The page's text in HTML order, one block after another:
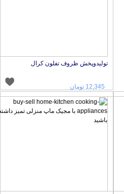
تولیدوپخش ظروف تفلون کرال
12,345 تومان